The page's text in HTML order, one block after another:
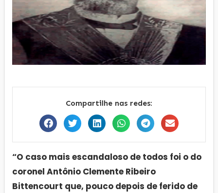
Compartilhe nas redes:
“O caso mais escandaloso de todos foi o do
coronel Antônio Clemente Ribeiro
Bittencourt que, pouco depois de ferido de